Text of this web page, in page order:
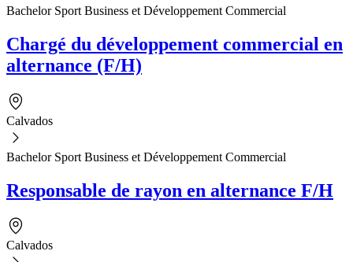
Bachelor Sport Business et Développement Commercial
Chargé du développement commercial en
alternance (F/H)
Calvados
Bachelor Sport Business et Développement Commercial
Responsable de rayon en alternance F/H
Calvados